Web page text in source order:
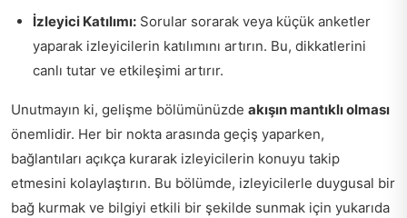
İzleyici Katılımı: Sorular sorarak veya küçük anketler
yaparak izleyicilerin katılımını artırın. Bu, dikkatlerini
canlı tutar ve etkileşimi artırır.
Unutmayın ki, gelişme bölümünüzde akışın mantıklı olması
önemlidir. Her bir nokta arasında geçiş yaparken,
bağlantıları açıkça kurarak izleyicilerin konuyu takip
etmesini kolaylaştırın. Bu bölümde, izleyicilerle duygusal bir
bağ kurmak ve bilgiyi etkili bir şekilde sunmak için yukarıda